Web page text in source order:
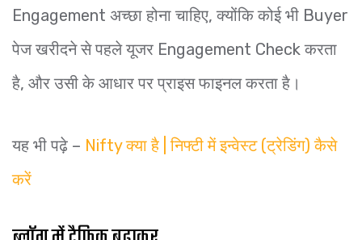
Engagement अच्छा होना चाहिए, क्योंकि कोई भी Buyer
पेज खरीदने से पहले यूजर Engagement Check करता
है, और उसी के आधार पर प्राइस फाइनल करता है।
यह भी पढ़े – Nifty क्या है | निफ्टी में इन्वेस्ट (ट्रेडिंग) कैसे
करें